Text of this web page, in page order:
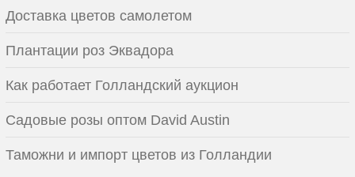
Доставка цветов самолетом
Плантации роз Эквадора
Как работает Голландский аукцион
Садовые розы оптом David Austin
Таможни и импорт цветов из Голландии